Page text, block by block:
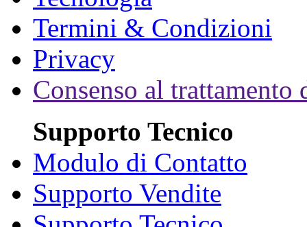
Termini & Condizioni
Privacy
Consenso al trattamento
Supporto Tecnico
Modulo di Contatto
Supporto Vendite